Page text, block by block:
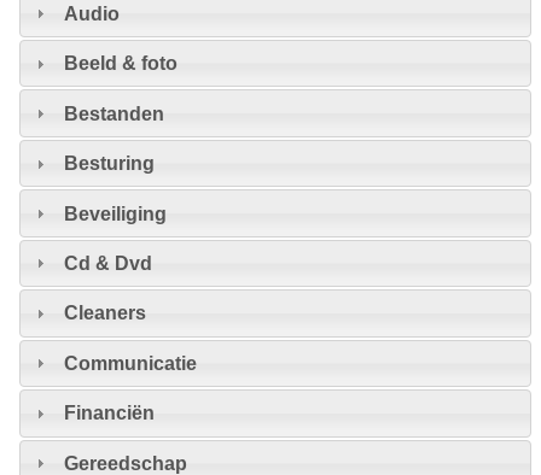
Audio
Beeld & foto
Bestanden
Besturing
Beveiliging
Cd & Dvd
Cleaners
Communicatie
Financiën
Gereedschap